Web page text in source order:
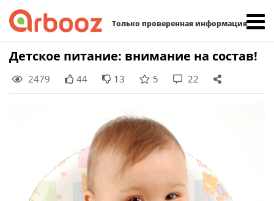
Только проверенная информация
Skip
to
content
Детское питание: внимание на состав!
2479 44 13 5 22
Найти: